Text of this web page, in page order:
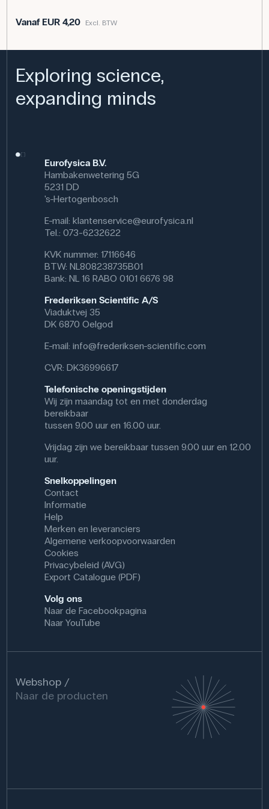
VanafEUR 4,20 Excl. BTW
Exploring science,
expanding minds
Eurofysica B.V.
Hambakenwetering 5G
5231 DD
's-Hertogenbosch
E-mail:klantenservice@eurofysica.nl
Tel.: 073-6232622
KVK nummer: 17116646
BTW: NL808238735B01
Bank: NL 16 RABO 0101 6676 98
Frederiksen Scientific A/S
Viaduktvej 35
DK 6870 Oelgod
E-mail:info@frederiksen-scientific.com
CVR: DK36996617
Telefonische openingstijden
Wij zijn maandag tot en met donderdag
bereikbaar
tussen 9.00 uur en 16.00 uur.
Vrijdag zijn we bereikbaar tussen 9.00 uur en 12.00
uur.
Snelkoppelingen
Contact
Informatie
Help
Merken en leveranciers
Algemene verkoopvoorwaarden
Cookies
Privacybeleid (AVG)
Export Catalogue (PDF)
Volg ons
Naar de Facebookpagina
Naar YouTube
Webshop
Naar de producten